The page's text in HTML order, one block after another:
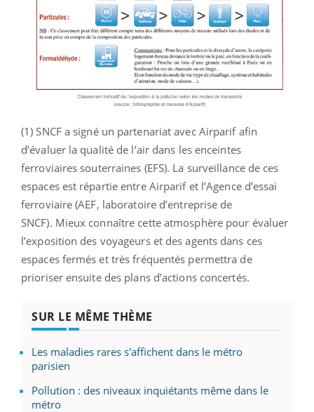
(1) SNCF a signé un partenariat avec Airparif afin
d’évaluer la qualité de l’air dans les enceintes
ferroviaires souterraines (EFS). La surveillance de ces
espaces est répartie entre Airparif et l’Agence d’essai
ferroviaire (AEF, laboratoire d’entreprise de
SNCF). Mieux connaître cette atmosphère pour évaluer
l’exposition des voyageurs et des agents dans ces
espaces fermés et très fréquentés permettra de
prioriser ensuite des plans d’actions concertés.
SUR LE MÊME THÈME
Les maladies rares s'affichent dans le métro
parisien
Pollution : des niveaux inquiétants même dans le
métro